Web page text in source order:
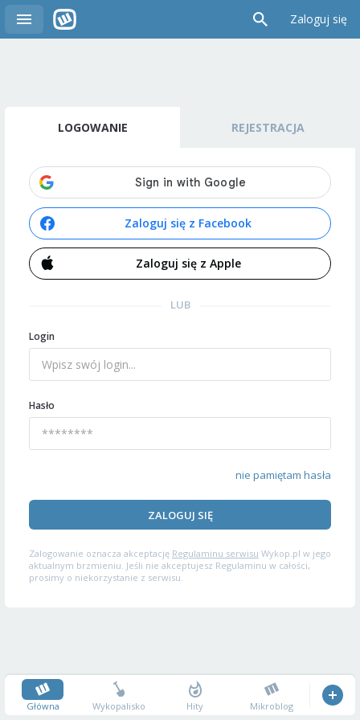
Zaloguj się
LOGOWANIE REJESTRACJA
Zaloguj się z Facebook
Zaloguj się z Apple
LUB
Login
Hasło
nie pamiętam hasła
ZALOGUJ SIĘ
Zalogowanie oznacza akceptację Regulaminu serwisu Wykop.pl w jego
aktualnym brzmieniu. Jeśli nie akceptujesz Regulaminu w całości,
prosimy o niekorzystanie z serwisu.
Główna Wykopalisko Hity Mikroblog